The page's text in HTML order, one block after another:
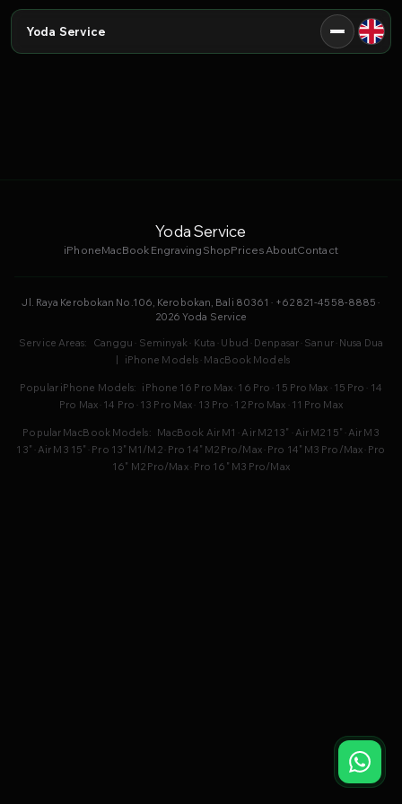
Yoda Service
Yoda Service
iPhoneMacBook Engraving ShopPricesAboutContact
Jl. Raya Kerobokan No.106, Kerobokan, Bali 80361 · +62 821-4558-8885 ·
2026 Yoda Service
Service Areas: Canggu · Seminyak · Kuta · Ubud · Denpasar· Sanur· Nusa Dua
iPhone Models · MacBook Models
Popular iPhone Models: iPhone 16 Pro Max · 16 Pro · 15 Pro Max · 15 Pro · 14
Pro Max· 14 Pro · 13 Pro Max · 13 Pro · 12 Pro Max · 11 Pro Max
Popular MacBook Models: MacBook Air M1 ·Air M2 13" ·Air M2 15" ·Air M3
13" ·Air M3 15" · Pro 13" M1/M2· Pro 14" M2 Pro/Max· Pro 14" M3 Pro/Max· Pro
16" M2 Pro/Max· Pro 16" M3 Pro/Max